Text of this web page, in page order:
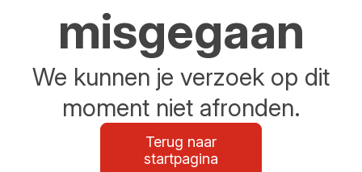
misgegaan
We kunnen je verzoek op dit
moment niet afronden.
Terug naar
startpagina